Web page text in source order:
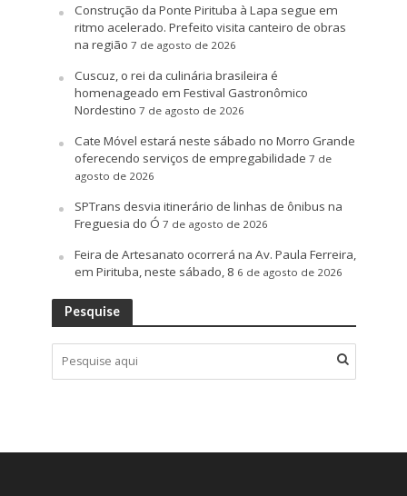
Construção da Ponte Pirituba à Lapa segue em
ritmo acelerado. Prefeito visita canteiro de obras
na região 7 de agosto de 2026
Cuscuz, o rei da culinária brasileira é
homenageado em Festival Gastronômico
Nordestino 7 de agosto de 2026
Cate Móvel estará neste sábado no Morro Grande
oferecendo serviços de empregabilidade 7 de
agosto de 2026
SPTrans desvia itinerário de linhas de ônibus na
Freguesia do Ó 7 de agosto de 2026
Feira de Artesanato ocorrerá na Av. Paula Ferreira,
em Pirituba, neste sábado, 8 6 de agosto de 2026
Pesquise